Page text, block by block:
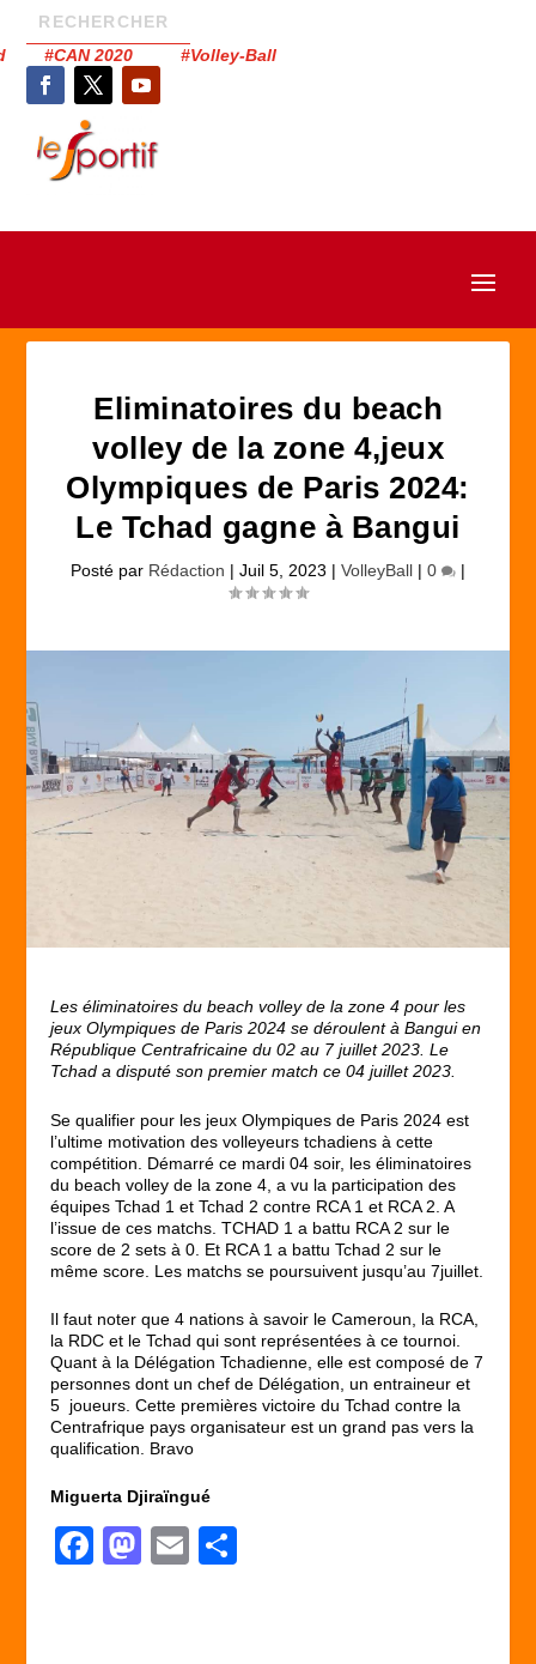
#CAN 2020 #Volley-Ball
Eliminatoires du beach
volley de la zone 4,jeux
Olympiques de Paris 2024:
Le Tchad gagne à Bangui
Posté par Rédaction | Juil 5, 2023 | VolleyBall | 0 |
Les éliminatoires du beach volley de la zone 4 pour les
jeux Olympiques de Paris 2024 se déroulent à Bangui en
République Centrafricaine du 02 au 7 juillet 2023. Le
Tchad a disputé son premier match ce 04 juillet 2023.
Se qualifier pour les jeux Olympiques de Paris 2024 est
l’ultime motivation des volleyeurs tchadiens à cette
compétition. Démarré ce mardi 04 soir, les éliminatoires
du beach volley de la zone 4, a vu la participation des
équipes Tchad 1 et Tchad 2 contre RCA 1 et RCA 2. A
l’issue de ces matchs. TCHAD 1 a battu RCA 2 sur le
score de 2 sets à 0. Et RCA 1 a battu Tchad 2 sur le
même score. Les matchs se poursuivent jusqu’au 7juillet.
Il faut noter que 4 nations à savoir le Cameroun, la RCA,
la RDC et le Tchad qui sont représentées à ce tournoi.
Quant à la Délégation Tchadienne, elle est composé de 7
personnes dont un chef de Délégation, un entraineur et
5 joueurs. Cette premières victoire du Tchad contre la
Centrafrique pays organisateur est un grand pas vers la
qualification. Bravo
Miguerta Djiraïngué
F
M
E